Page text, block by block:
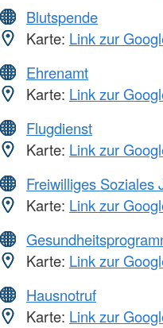
Blutspende
Karte: Link zur
Ehrenamt
Karte: Link zur
Flugdienst
Karte: Link zur
Freiwilliges Soziales
Karte: Link zur
Karte: Link zur
Hausnotruf
Karte: Link zur